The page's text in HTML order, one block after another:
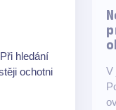
hledání
ochotni
V